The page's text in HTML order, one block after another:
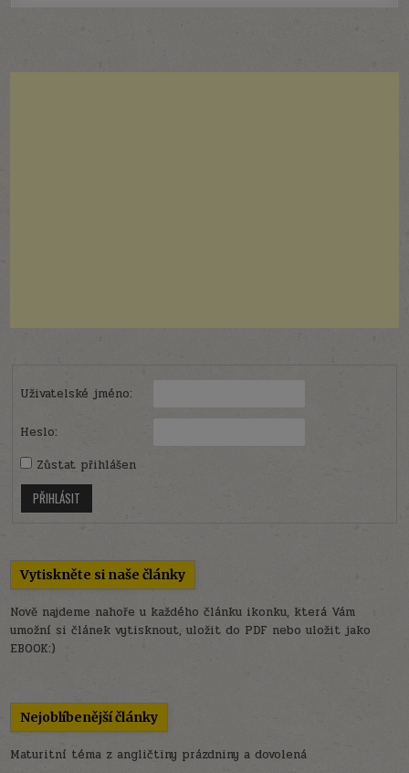
Uživatelské jméno:
Heslo:
Zůstat přihlášen
PŘIHLÁSIT
Vytiskněte si naše články
Nově najdeme nahoře u každého článku ikonku, která Vám
umožní si článek vytisknout, uložit do PDF nebo uložit jako
EBOOK:)
Nejoblíbenější články
Maturitní téma z angličtiny prázdniny a dovolená